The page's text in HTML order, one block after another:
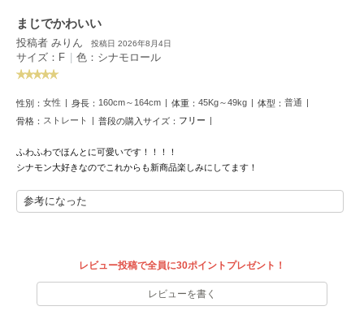
le
ル
le coq sportif
ルコックスポルティフ
LeSportsac
レスポートサック
LILY BROWN
リリーブラウン
LILY BROWN Lingerie
リトルユニオン トウキョウ
まじでかわいい
投稿者 みりん 投稿日 2026年8月4日
サイズ：F 色：シナモロール
性別： 女性 身長： 160cm～164cm 体重： 45Kg～49kg 体型： 普通
骨格： ストレート 普段の購入サイズ： フリー
ふわふわでほんとに可愛いです！！！！
シナモン大好きなのでこれからも新商品楽しみにしてます！
参考になった
レビュー投稿で全員に30ポイントプレゼント！
レビューを書く